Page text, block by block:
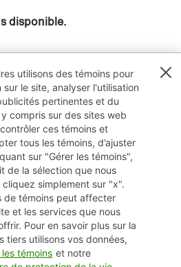
disponible.
Cookies (témoins)
utilisons des témoins pour
le site, analyser l'utilisation
pertinentes et du
compris sur des sites web
ces témoins et
tous les témoins, d’ajuster
sur "Gérer les témoins",
de la sélection que nous
simplement sur "x".
de témoins peut affecter
et les services que nous
Pour en savoir plus sur la
tiers utilisons vos données,
témoins et notre